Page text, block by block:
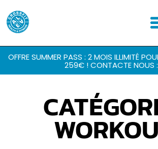
OFFRE SUMMER PASS : 2 MOIS ILLIMITÉ
259€ ! CONTACTE NOUS